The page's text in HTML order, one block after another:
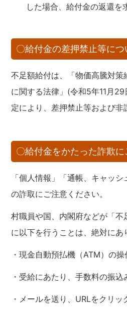
した場合、給付金の返還を
〇給付金の差押禁止等につ
不足額給付は、「物価高騰対
に関する法律」(令和5年11月
定により、差押禁止等および非
〇給付金をかたった詐欺
「個人情報」「通帳、キャッシ
の詐取にご注意ください。
村職員や国、内閣府などが「
に以下を行うことは、絶対にあ
・現金自動預払機（ATM）の
・受給にあたり、手数料の振込
・メールを送り、URLをクリ